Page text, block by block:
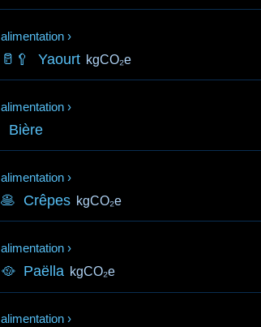
alimentation ›
🥛🥄 Yaourt kgCO₂e
alimentation ›
Bière
alimentation ›
🥞 Crêpes kgCO₂e
alimentation ›
🥘 Paëlla kgCO₂e
alimentation ›